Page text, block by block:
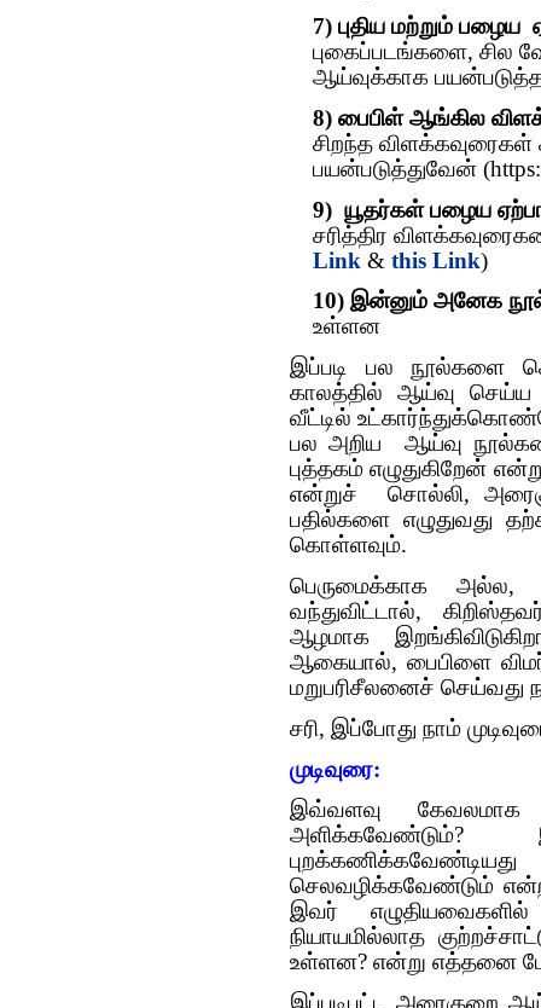
7) புதிய மற்றும் பழைய
புகைப்படங்களை,
ஆய்வுக்காக
8) பைபிள் ஆங்கில
சிறந்த
பயன்படுத்துவேன்
9) யூதர்கள் பழைய
சரித்திர
Link & this Link)
10) இன்னும் அனேக
உள்ளன
இப்படி பல
காலத்தில் ஆய்வு செய்ய
வீட்டில்
பல அறிய ஆய்வு
புத்தகம் எழுதுகிறேன்
என்றுச் சொல்லி,
பதில்களை எழுதுவது
கொள்ளவும்.
பெருமைக்காக
வந்துவிட்டால்,
ஆழமாக
ஆகையால், பைபிளை
மறுபரிசீலனைச் செய்வது
சரி, இப்போது நாம்
முடிவுரை:
இவ்வளவு
அளிக்க‌வேண்டும்?
செலவழிக்கவேண்டும்
இவர்
நியாயமில்லாத
உள்ளன? என்று எத்தனை